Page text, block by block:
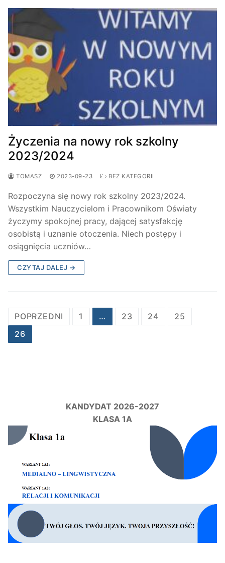
Życzenia na nowy rok szkolny
2023/2024
TOMASZ 2023-09-23 BEZ KATEGORII
Rozpoczyna się nowy rok szkolny 2023/2024.
Wszystkim Nauczycielom i Pracownikom Oświaty
życzymy spokojnej pracy, dającej satysfakcję
osobistą i uznanie otoczenia. Niech postępy i
osiągnięcia uczniów…
CZYTAJ DALEJ →
Stronicowanie
wpisów
POPRZEDNI 1 … 23 24
25
26
KANDYDAT 2026-2027
KLASA 1A